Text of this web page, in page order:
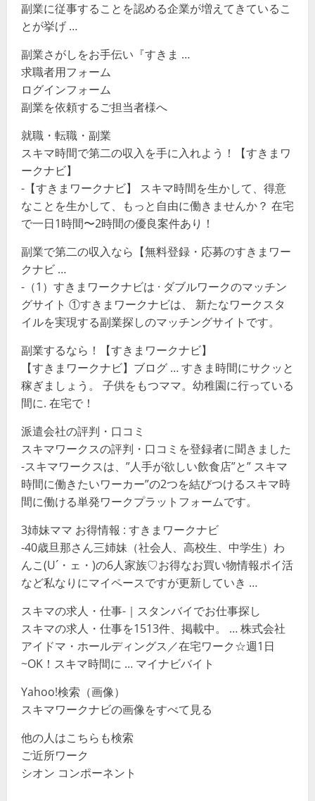
副業に従事することを認める企業が増えてきているこ
とが挙げ …
副業さがしをお手伝い『すきま …
求職者用フォーム
ログインフォーム
副業を依頼するご担当者様へ
就職・転職・副業
スキマ時間で第二の収入を手に入れよう！【すきまワ
ークナビ】
-【すきまワークナビ】 スキマ時間を生かして、得意
なことを生かして、もっと自由に働きませんか？ 在宅
で一日1時間〜2時間の優良案件あり！
副業で第二の収入なら【無料登録・応募のすきまワー
クナビ …
-（1）すきまワークナビは · ダブルワークのマッチン
グサイト ①すきまワークナビは、 新たなワークスタ
イルを実現する副業探しのマッチングサイトです。
副業するなら！【すきまワークナビ】
【すきまワークナビ】ブログ … すきま時間にサクッと
稼ぎましょう。 子供をもつママ。幼稚園に行っている
間に. 在宅で！
派遣会社の評判・口コミ
スキマワークスの評判・口コミを登録者に聞きました
-スキマワークスは、”人手が欲しい飲食店”と” スキマ
時間に働きたいワーカー”の2つを結びつけるスキマ時
間に働ける単発ワークプラットフォームです。
3姉妹ママ お得情報 : すきまワークナビ
-40歳旦那さん三姉妹（社会人、高校生、中学生）わ
んこ(U´・ェ・)の6人家族♡お得なお買い物情報ポイ活
など私なりにマイペースですが更新していき …
スキマの求人・仕事-｜スタンバイでお仕事探し
スキマの求人・仕事を1513件、掲載中。 … 株式会社
アイドマ・ホールディングス／在宅ワーク☆週1日
~OK！スキマ時間に … マイナビバイト
Yahoo!検索（画像）
スキマワークナビの画像をすべて見る
他の人はこちらも検索
ご近所ワーク
シオン コンポーネント